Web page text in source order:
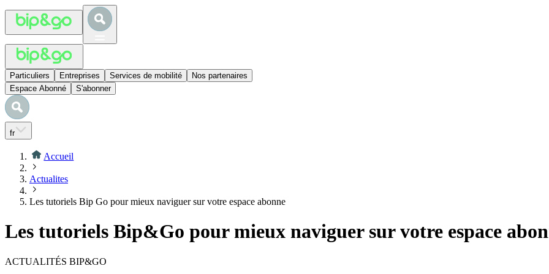
Particuliers Entreprises Services de mobilité
Nos partenaires
Espace Abonné
S'abonner
fr
Accueil
Actualites
Les tutoriels Bip Go pour mieux naviguer sur votre espace abonne
Les tutoriels Bip&Go pour mieux naviguer sur votre espace
ACTUALITÉS BIP&GO